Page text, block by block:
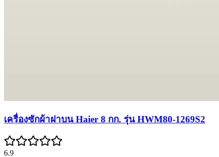
เครื่องซักผ้าฝาบน Haier 8 กก. รุ่น HWM80-1269S2
6.9